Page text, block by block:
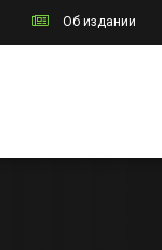
Об издании